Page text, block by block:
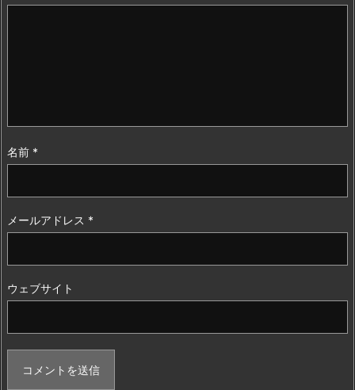
名前 *
メールアドレス *
ウェブサイト